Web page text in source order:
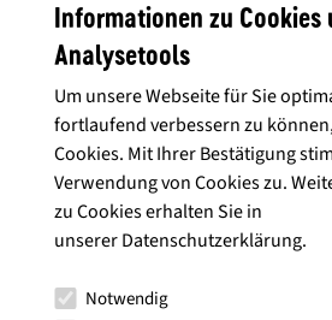
Fit sollte man sein, wenn man sich auf
Erklimmen der 401 Weinbergstaffeln
23 Stockwerken, rechnen die
verlangt den Teilnehmenden alles ab.
Auf was sie sich jedoch verlassen
an der Strecke, die leidenschaftlich
Oberbürgermeister Uwe Skrzypek
Informationen zu Cookies
Analysetools
Um unsere Webseite für Sie
fortlaufend verbessern zu
Cookies. Mit Ihrer Bestätigung
Verwendung von Cookies zu.
zu Cookies erhalten Sie in
unsererDatenschutzerklärung.
Notwendig